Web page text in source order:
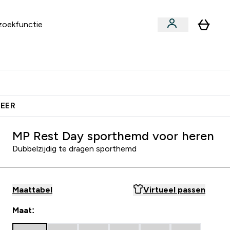
MP Rest Day sporthemd voor heren
Dubbelzijdig te dragen sporthemd
Maattabel Virtueel passen
Maat: